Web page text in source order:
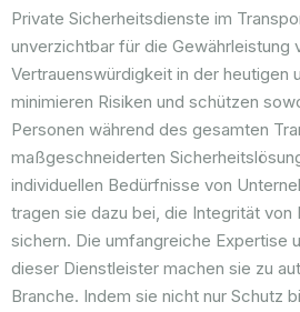
Private Sicherheitsdienste im
unverzichtbar für die Gewährleistung
Vertrauenswürdigkeit in der heutigen
minimieren Risiken und schützen
Personen während des gesamten
maßgeschneiderten
individuellen Bedürfnisse von
tragen sie dazu bei, die Integrität
sichern. Die umfangreiche Expertise
dieser Dienstleister machen sie zu
Branche. Indem sie nicht nur Schutz